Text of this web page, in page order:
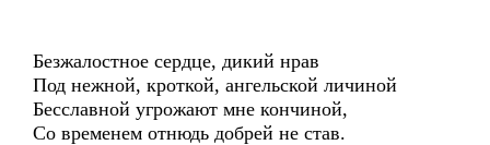
Безжалостное сердце, дикий нрав
Под нежной, кроткой, ангельской личиной
Бесславной угрожают мне кончиной,
Со временем отнюдь добрей не став.